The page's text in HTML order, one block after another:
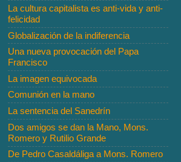
La cultura capitalista es anti-vida y anti-
felicidad
Globalización de la indiferencia
Una nueva provocación del Papa
Francisco
La imagen equivocada
Comunión en la mano
La sentencia del Sanedrín
Dos amigos se dan la Mano, Mons.
Romero y Rutilio Grande
De Pedro Casaldáliga a Mons. Romero